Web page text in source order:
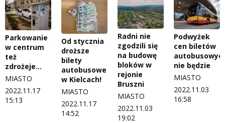
Parkowanie
w centrum
też
zdrożeje…
MIASTO
2022.11.17
15:13
Od stycznia
droższe
bilety
autobusowe
w Kielcach!
MIASTO
2022.11.17
14:52
Radni nie
zgodzili się
na budowę
bloków w
rejonie
Bruszni
MIASTO
2022.11.03
19:02
Podwyżek
cen biletów
nie będzie
MIASTO
2022.11.03
16:58